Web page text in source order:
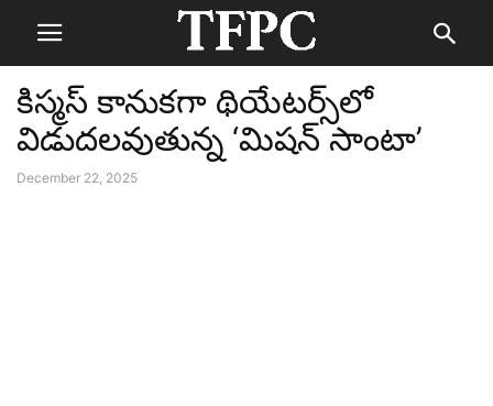
కిస్మస్‌ కానుకగా థియేటర్స్‌లో
విడుదలవుతున్న ‘మిషన్‌ సాంటా’
December 22, 2025